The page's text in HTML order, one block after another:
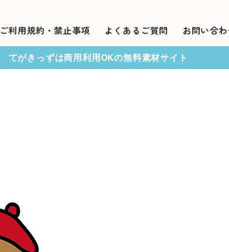
ご利用規約・禁止事項 よくあるご質問 お問い合
てがきっずは商用利用OKの無料素材サイト